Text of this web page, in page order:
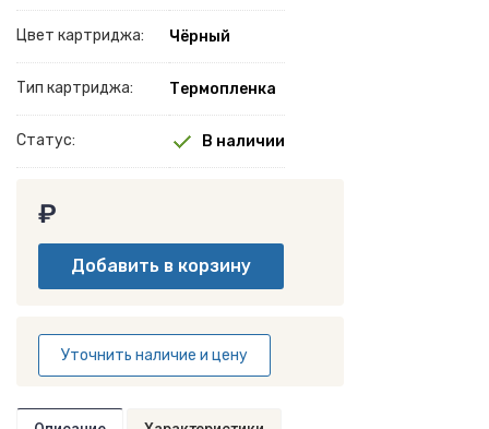
Цвет картриджа: Чёрный
Тип картриджа: Термопленка
Статус: В наличии
₽
Уточнить наличие и цену